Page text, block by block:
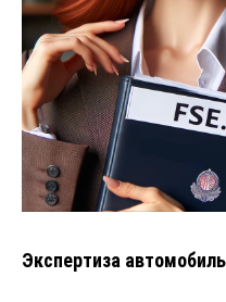
Экспертиза